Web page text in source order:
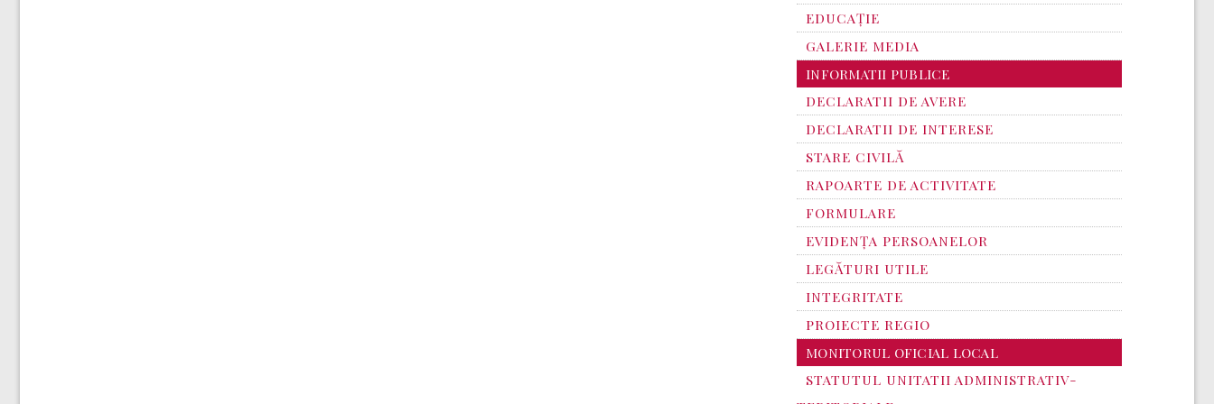
EDUCAȚIE
GALERIE MEDIA
INFORMATII PUBLICE
DECLARATII DE AVERE
DECLARATII DE INTERESE
STARE CIVILĂ
RAPOARTE DE ACTIVITATE
FORMULARE
EVIDENȚA PERSOANELOR
LEGĂTURI UTILE
INTEGRITATE
PROIECTE REGIO
MONITORUL OFICIAL LOCAL
STATUTUL UNITATII ADMINISTRATIV-